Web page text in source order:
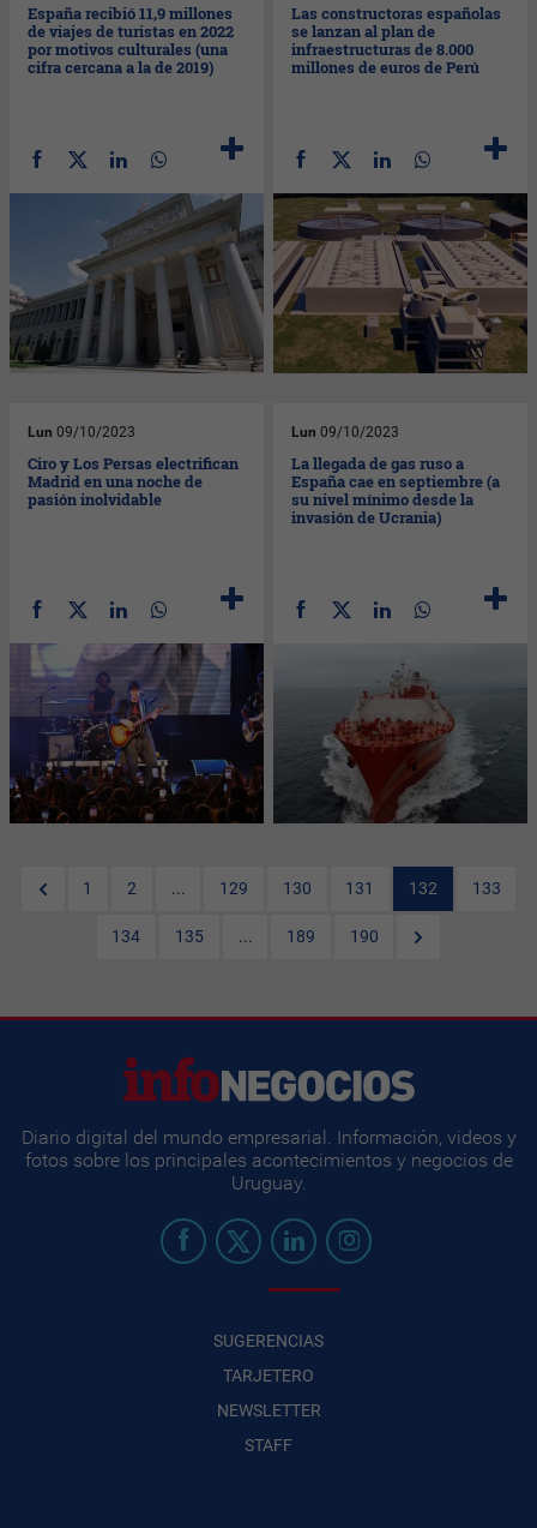
España recibió 11,9 millones
de viajes de turistas en 2022
por motivos culturales (una
cifra cercana a la de 2019)
Las constructoras españolas
se lanzan al plan de
infraestructuras de 8.000
millones de euros de Perú
Lun 09/10/2023
Ciro y Los Persas electrifican
Madrid en una noche de
pasión inolvidable
Lun 09/10/2023
La llegada de gas ruso a
España cae en septiembre (a
su nivel mínimo desde la
invasión de Ucrania)
1 2 ... 129 130 131 132 133
134 135 ... 189 190
Diario digital del mundo empresarial. Información, videos y
fotos sobre los principales acontecimientos y negocios de
Uruguay.
SUGERENCIAS
TARJETERO
NEWSLETTER
STAFF